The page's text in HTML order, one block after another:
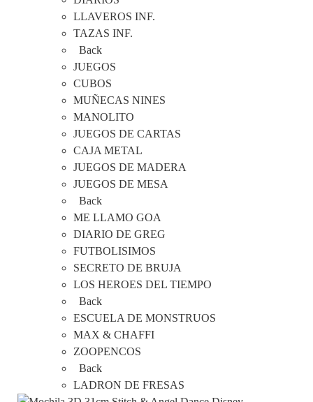
LLAVEROS INF.
TAZAS INF.
Back
JUEGOS
CUBOS
MUÑECAS NINES
MANOLITO
JUEGOS DE CARTAS
CAJA METAL
JUEGOS DE MADERA
JUEGOS DE MESA
Back
ME LLAMO GOA
DIARIO DE GREG
FUTBOLISIMOS
SECRETO DE BRUJA
LOS HEROES DEL TIEMPO
Back
ESCUELA DE MONSTRUOS
MAX & CHAFFI
ZOOPENCOS
Back
LADRON DE FRESAS